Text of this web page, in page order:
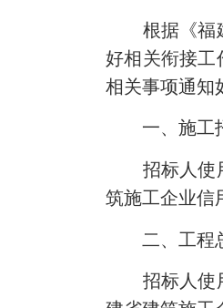
根据《福建
好相关衔接工
相关事项通知
一、施工
招标人使用
筑施工企业信
二、工程总
招标人使用